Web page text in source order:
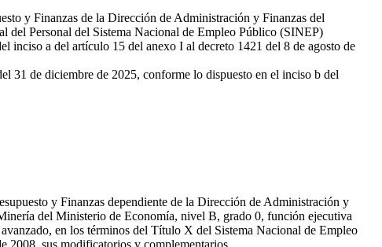
y Finanzas de la Dirección de Administración y Finanzas del
del Personal del Sistema Nacional de Empleo Público (SINEP)
inciso a del artículo 15 del anexo I al decreto 1421 del 8 de agosto de
31 de diciembre de 2025, conforme lo dispuesto en el inciso b del
y Finanzas dependiente de la Dirección de Administración y
del Ministerio de Economía, nivel B, grado 0, función ejecutiva
en los términos del Título X del Sistema Nacional de Empleo
2008, sus modificatorios y complementarios.